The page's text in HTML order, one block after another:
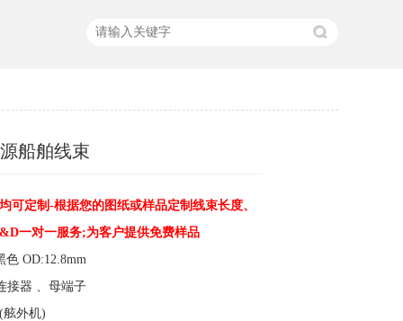
船舶线束
可定制-根据您的图纸或样品定制线束长度、
一对一服务;为客户提供免费样品
色 OD:12.8mm
接器 、母端子
舷外机)